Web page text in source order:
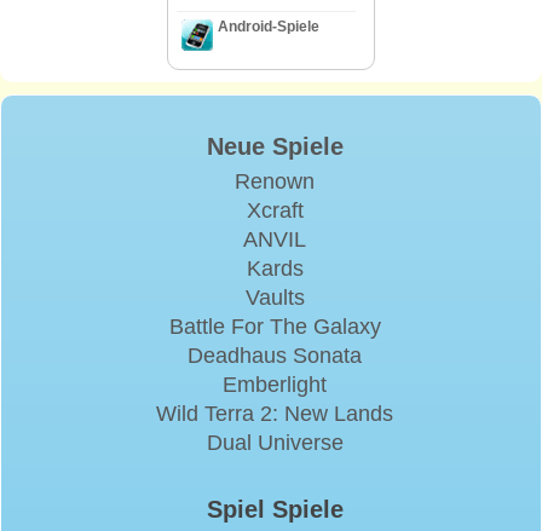
Android-Spiele
Neue Spiele
Renown
Xcraft
ANVIL
Kards
Vaults
Battle For The Galaxy
Deadhaus Sonata
Emberlight
Wild Terra 2: New Lands
Dual Universe
Spiel Spiele